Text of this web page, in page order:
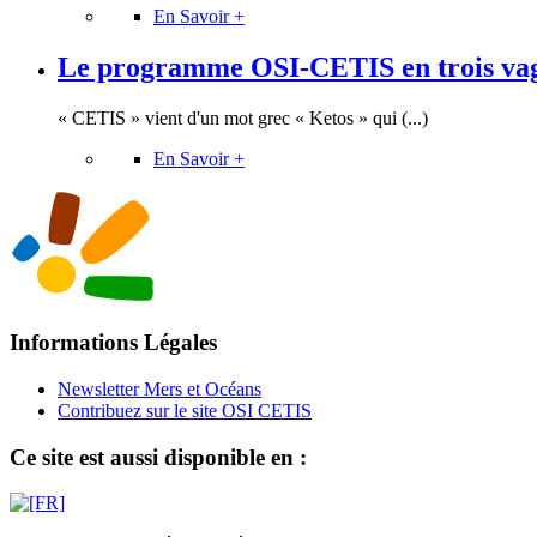
En Savoir +
Le programme OSI-CETIS en trois
« CETIS » vient d'un mot grec « Ketos » qui (...)
En Savoir +
Informations Légales
Newsletter Mers et Océans
Contribuez sur le site OSI CETIS
Ce site est aussi disponible en :